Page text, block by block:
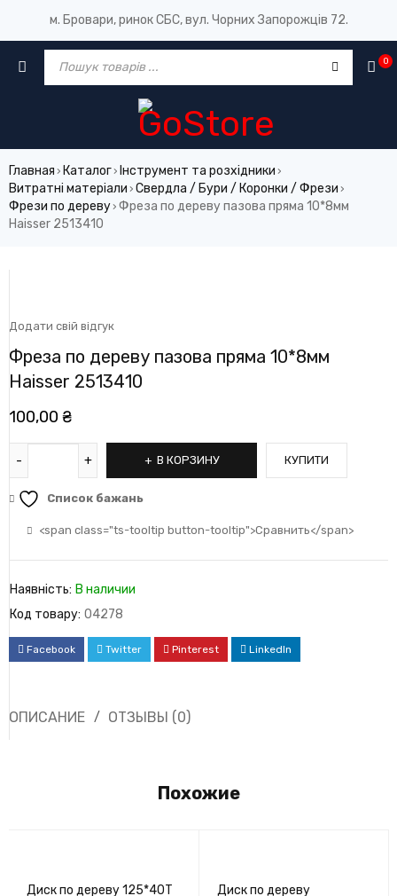
м. Бровари, ринок СБС, вул. Чорних Запорожців 72.
0
Главная › Каталог› Інструмент та розхідники ›
Витратні матеріали › Свердла / Бури / Коронки / Фрези ›
Фрези по дереву› Фреза по дереву пазова пряма 10*8мм
Haisser 2513410
Додати свій відгук
Фреза по дереву пазова пряма 10*8мм
Haisser 2513410
100,00 ₴
В КОРЗИНУ КУПИТИ
Список бажань
<span class="ts-tooltip button-tooltip">Сравнить</span>
Наявність: В наличии
Код товару: 04278
Facebook Twitter Pinterest LinkedIn
ОПИСАНИЕ ОТЗЫВЫ (0)
Похожие
Диск по дереву 125*40T
Диск по дереву